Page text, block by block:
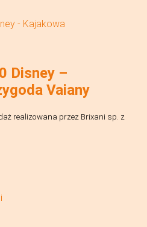
Disney –
Vaiany
realizowana przez Brixani sp. z